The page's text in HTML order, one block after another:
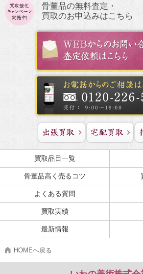
骨董品の無料査定・
買取のお申込みはこちら
買取品目一覧
骨董品高く売るコツ
よくある質問
買取実績
最新情報
HOMEへ戻る